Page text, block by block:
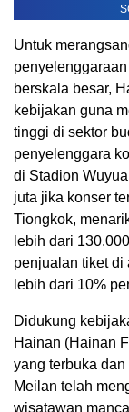
Untuk
berskala besar,
kebijakan guna
tinggi di sektor
penyelenggara
di Stadion
juta jika konser
Tiongkok,
lebih dari
penjualan tiket di
lebih dari 10%
Didukung
Hainan (Hainan
yang terbuka
Meilan telah
wisatawan